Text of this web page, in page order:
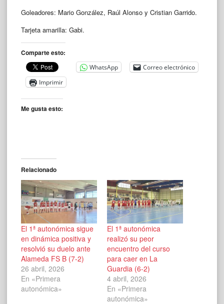
Goleadores: Mario González, Raúl Alonso y Cristian Garrido.
Tarjeta amarilla: Gabi.
Comparte esto:
WhatsApp
Correo electrónico
Imprimir
Me gusta esto:
Relacionado
El 1ª autonómica sigue
en dinámica positiva y
resolvió su duelo ante
Alameda FS B (7-2)
26 abril, 2026
En «Primera
autonómica»
El 1ª autonómica
realizó su peor
encuentro del curso
para caer en La
Guardia (6-2)
4 abril, 2026
En «Primera
autonómica»